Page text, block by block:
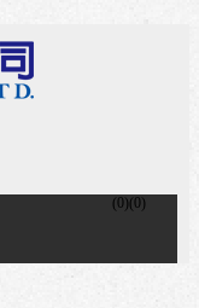
(0)(0)